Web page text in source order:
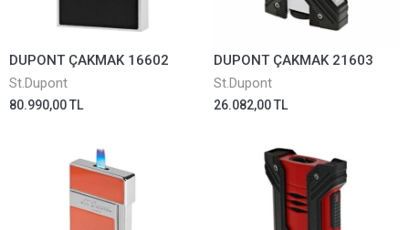
DUPONT ÇAKMAK 16602
St.Dupont
80.990,00 TL
DUPONT ÇAKMAK 21603
St.Dupont
26.082,00 TL